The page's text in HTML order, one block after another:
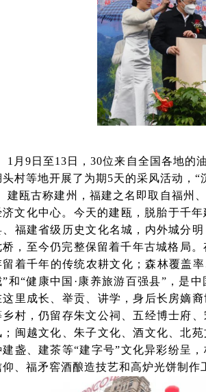
1月9日至13日，30位来自全国各地的
头村等地开展了为期5天的采风活动，“
建瓯古称建州，福建之名即取自福州
济文化中心。今天的建瓯，脱胎于千
、福建省级历史文化名城，内外城分
桥，至今仍完整保留着千年古城格局
留着千年的传统农耕文化；森林覆盖
”和“健康中国·康养旅游百强县”，是
这里成长、举贡、讲学，身后长房嫡
乡村，仍留存朱文公祠、五经博士府
；闽越文化、朱子文化、酒文化、北
建盏、建茶等“建字号”文化异彩纷呈
仰、福矛窖酒酿造技艺和高炉光饼制作